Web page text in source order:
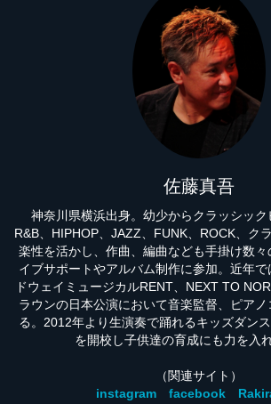
佐藤真吾
神奈川県横浜出身。幼少からクラッシック
R&B、HIPHOP、JAZZ、FUNK、ROCK、ク
楽性を活かし、作曲、編曲なども手掛け数々
イブサポートやアルバム制作に参加。近年
ドウェイミュージカルRENT、NEXT TO
ラウンの日本公演において音楽監督、ピア
る。2012年より生演奏で踊れるキッズダン
を開校し子供達の育成にも力を入
（関連サイト）
instagram
facebook